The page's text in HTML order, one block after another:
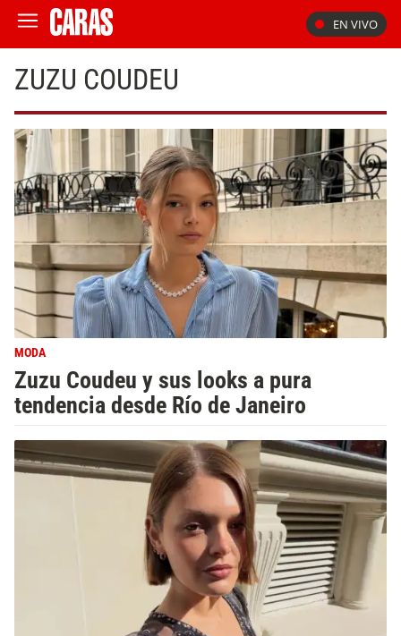
EN VIVO
ZUZU COUDEU
MODA
Zuzu Coudeu y sus looks a pura
tendencia desde Río de Janeiro